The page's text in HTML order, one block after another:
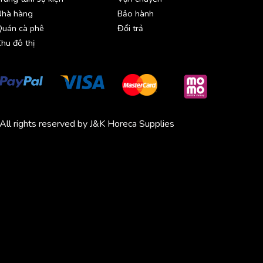
hàng
cà phê
đô thị
Bảo hành
Đổi trả
All rights reserved by J&K Horeca Supplies